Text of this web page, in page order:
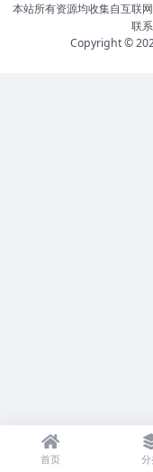
本站所有资源均收集自互联
联
Copyright ©
首页